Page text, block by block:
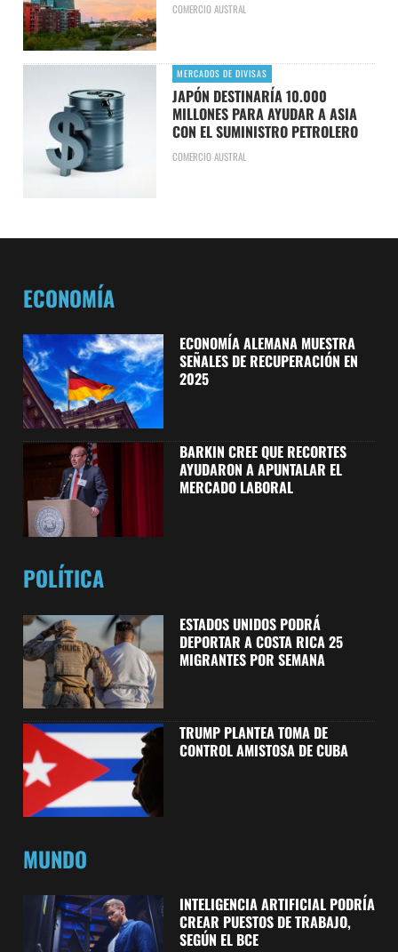
COMERCIO AUSTRAL
MERCADOS DE DIVISAS
JAPÓN DESTINARÍA 10.000
MILLONES PARA AYUDAR A ASIA
CON EL SUMINISTRO PETROLERO
COMERCIO AUSTRAL
ECONOMÍA
ECONOMÍA ALEMANA MUESTRA
SEÑALES DE RECUPERACIÓN EN
2025
BARKIN CREE QUE RECORTES
AYUDARON A APUNTALAR EL
MERCADO LABORAL
POLÍTICA
ESTADOS UNIDOS PODRÁ
DEPORTAR A COSTA RICA 25
MIGRANTES POR SEMANA
TRUMP PLANTEA TOMA DE
CONTROL AMISTOSA DE CUBA
MUNDO
INTELIGENCIA ARTIFICIAL PODRÍA
CREAR PUESTOS DE TRABAJO,
SEGÚN EL BCE